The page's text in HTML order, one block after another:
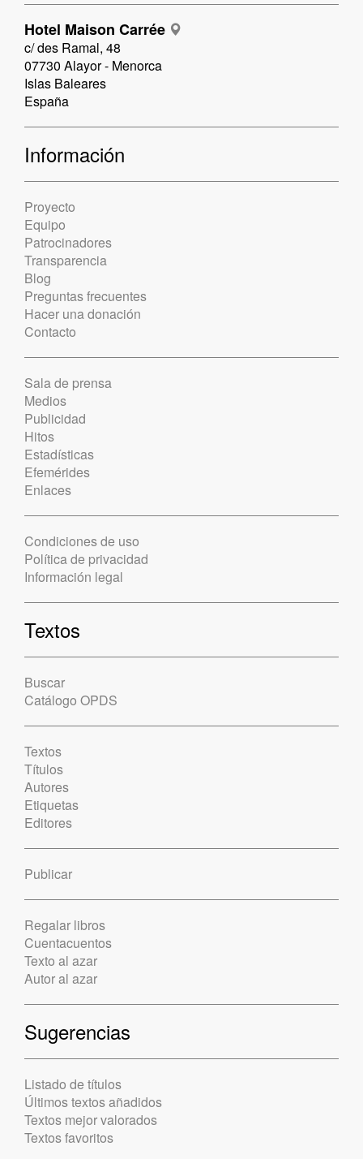
Hotel Maison Carrée
c/ des Ramal, 48
07730 Alayor - Menorca
Islas Baleares
España
Información
Proyecto
Equipo
Patrocinadores
Transparencia
Blog
Preguntas frecuentes
Hacer una donación
Contacto
Sala de prensa
Medios
Publicidad
Hitos
Estadísticas
Efemérides
Enlaces
Condiciones de uso
Política de privacidad
Información legal
Textos
Buscar
Catálogo OPDS
Textos
Títulos
Autores
Etiquetas
Editores
Publicar
Regalar libros
Cuentacuentos
Texto al azar
Autor al azar
Sugerencias
Listado de títulos
Últimos textos añadidos
Textos mejor valorados
Textos favoritos